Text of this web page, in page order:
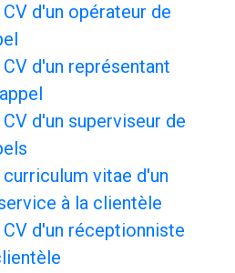
d'un opérateur de
d'un représentant
d'un superviseur de
vitae d'un
à la clientèle
d'un réceptionniste